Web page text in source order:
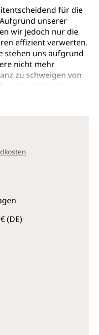
für die
unserer
wir jedoch nur die
effizient verwerten.
stehen uns aufgrund
nicht mehr
zu schweigen von
Algenöl ist die
Quelle für
3-Fettsäuren zu
für nahezu alle
bis
kindlichen
diesem
gravierenden
und rationalen
gesunden Leben.
(DE)
Gib den